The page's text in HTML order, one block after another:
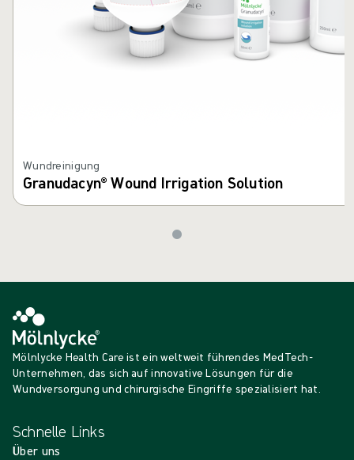
Wundreinigung
Granudacyn® Wound Irrigation Solution
Mölnlycke Health Care ist ein weltweit führendes MedTech-
Unternehmen, das sich auf innovative Lösungen für die
Wundversorgung und chirurgische Eingriffe spezialisiert hat.
Schnelle Links
Über uns